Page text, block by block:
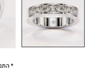
*